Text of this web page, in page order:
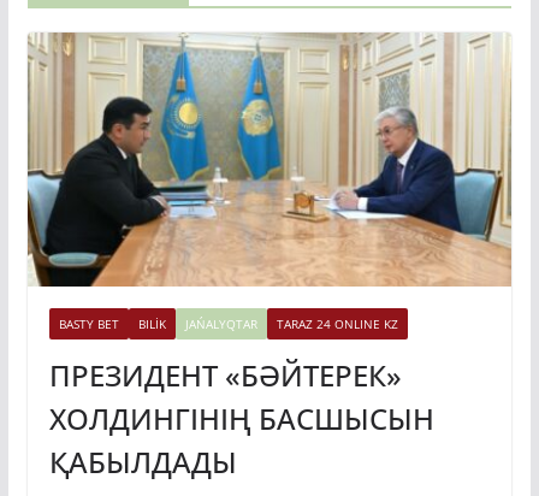
BASTY BET BILİK JAŃALYQTAR TARAZ 24 ONLINE KZ
ПРЕЗИДЕНТ «БӘЙТЕРЕК»
ХОЛДИНГІНІҢ БАСШЫСЫН
ҚАБЫЛДАДЫ